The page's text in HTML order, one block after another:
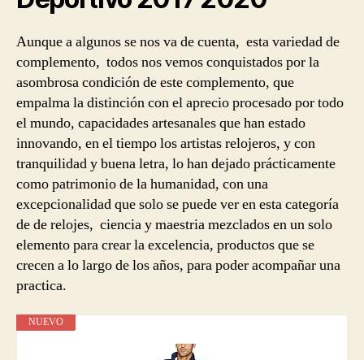
Aunque a algunos se nos va de cuenta, esta variedad de
complemento, todos nos vemos conquistados por la
asombrosa condición de este complemento, que
empalma la distinción con el aprecio procesado por todo
el mundo, capacidades artesanales que han estado
innovando, en el tiempo los artistas relojeros, y con
tranquilidad y buena letra, lo han dejado prácticamente
como patrimonio de la humanidad, con una
excepcionalidad que solo se puede ver en esta categoría
de de relojes, ciencia y maestria mezclados en un solo
elemento para crear la excelencia, productos que se
crecen a lo largo de los años, para poder acompañar una
practica.
NUEVO